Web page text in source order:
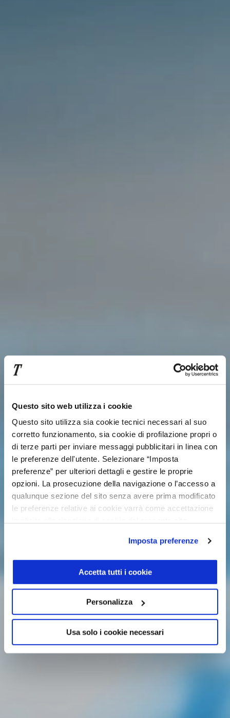
Questo sito web utilizza i cookie
Questo sito utilizza sia cookie tecnici necessari al suo
corretto funzionamento, sia cookie di profilazione propri o
di terze parti per inviare messaggi pubblicitari in linea con
le preferenze dell'utente. Selezionare “Imposta
preferenze” per ulteriori dettagli e gestire le proprie
opzioni. La prosecuzione della navigazione o l’accesso a
qualunque sezione del sito senza avere prima modificato
le preferenze relative ai cookie varrà come accettazione
Imposta preferenze
Accetta tutti i cookie
Personalizza
Usa solo i cookie necessari